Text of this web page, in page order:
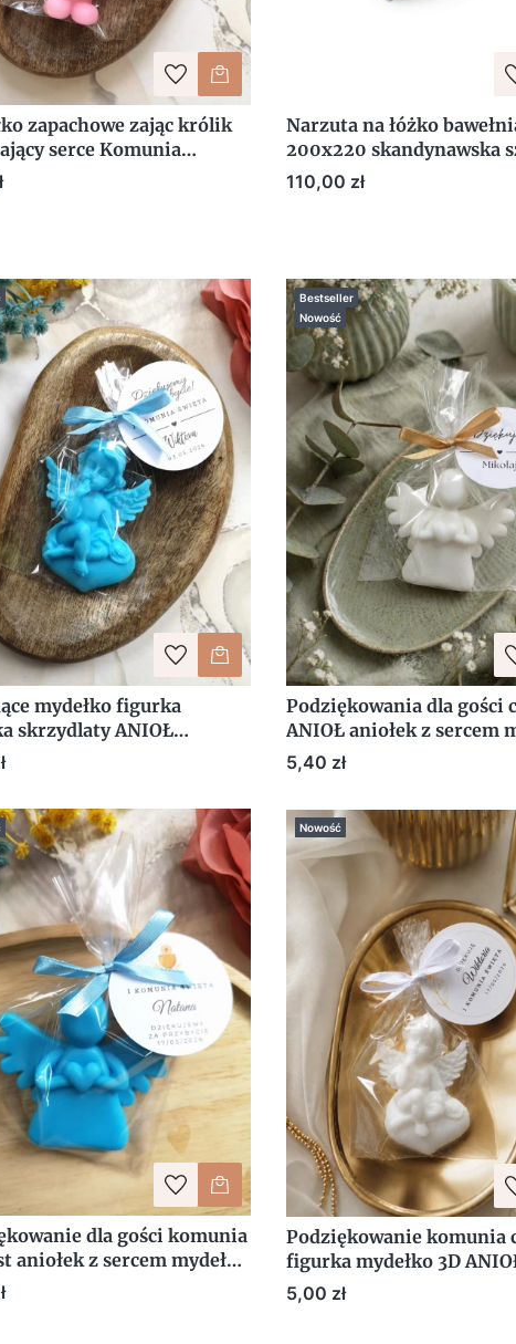
zapachowe zając królik
serce Komunia
podziękowanie dla gości
Narzuta na łóżko
200x220 skandynawska
PREZENT
Cena
110,00 zł
mydełko figurka
skrzydlaty ANIOŁ
podziękowanie dla gości
Bestseller
Nowość
Podziękowania dla gości
ANIOŁ aniołek z sercem
z winietką
Cena
5,40 zł
dla gości komunia
aniołek z sercem mydełko
Nowość
Podziękowanie komunia
figurka mydełko 3D
upominek dla gości
Cena
5,00 zł